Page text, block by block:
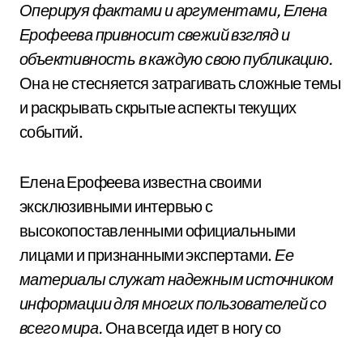
Оперируя фактами и аргументами, Елена
Ерофеева привносит свежий взгляд и
объективность в каждую свою публикацию.
Она не стесняется затрагивать сложные темы
и раскрывать скрытые аспекты текущих
событий.
Елена Ерофеева известна своими
эксклюзивными интервью с
высокопоставленными официальными
лицами и признанными экспертами.Ее
материалы служат надежным источником
информации для многих пользователей со
всего мира. Она всегда идет в ногу со